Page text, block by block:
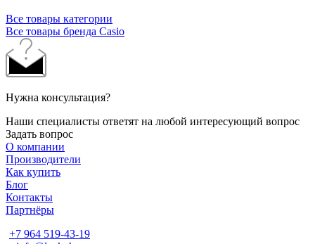
Все товары категории
Все товары бренда Casio
Нужна консультация?
Наши специалисты ответят на любой интересующий вопрос
Задать вопрос
О компании
Производители
Как купить
Блог
Контакты
Партнёры
+7 964 519-43-19